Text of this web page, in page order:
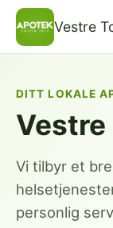
Vestre
DITT LOKALE
Vi tilbyr et
personlig